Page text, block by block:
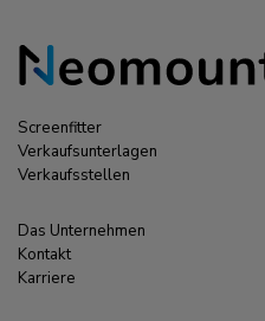
Screenfitter
Verkaufsunterlagen
Verkaufsstellen
Das Unternehmen
Kontakt
Karriere